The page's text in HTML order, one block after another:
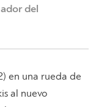
del
en una rueda de
al nuevo